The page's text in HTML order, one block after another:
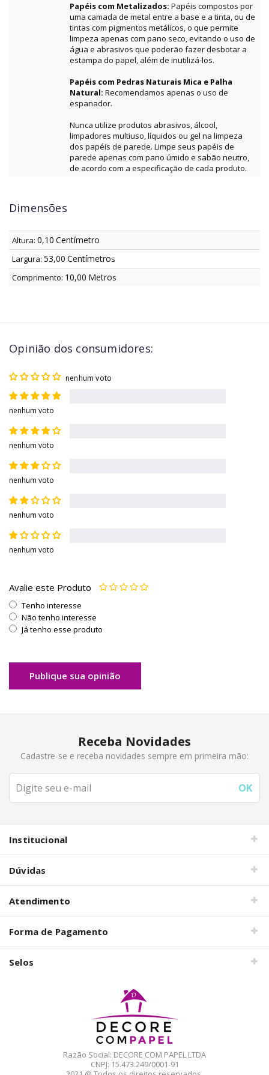
Papéis com Metalizados: Papéis compostos por
uma camada de metal entre a base e a tinta, ou de
tintas com pigmentos metálicos, o que permite
limpeza apenas com pano seco, evitando o uso de
água e abrasivos que poderão fazer desbotar a
estampa do papel, além de inutilizá-los.
Papéis com Pedras Naturais Mica e Palha
Natural: Recomendamos apenas o uso de
espanador.
Nunca utilize produtos abrasivos, álcool,
limpadores multiuso, líquidos ou gel na limpeza
dos papéis de parede. Limpe seus papéis de
parede apenas com pano úmido e sabão neutro,
de acordo com a especificação de cada produto.
Dimensões
Altura: 0,10 Centímetro
Largura: 53,00 Centímetros
Comprimento: 10,00 Metros
Opinião dos consumidores:
nenhum voto
nenhum voto
nenhum voto
nenhum voto
nenhum voto
nenhum voto
Avalie este Produto
Tenho interesse
Não tenho interesse
Já tenho esse produto
Publique sua opinião
Receba Novidades
Cadastre-se e receba novidades sempre em primeira mão:
Institucional
Dúvidas
Atendimento
Forma de Pagamento
Selos
Razão Social: DECORE COM PAPEL LTDA
CNPJ: 15.473.249/0001-91